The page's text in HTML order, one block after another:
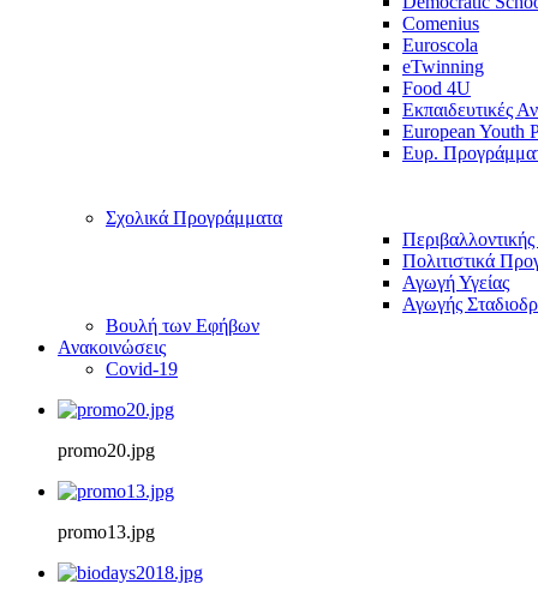
Comenius
Euroscola
eTwinning
Food 4U
Εκπαιδευτικές
European Youth
Ευρ.
Σχολικά Προγράμματα
Πολιτιστικά
Αγωγή Υγείας
Αγωγής
Βουλή των Εφήβων
Ανακοινώσεις
Covid-19
promo20.jpg
promo13.jpg